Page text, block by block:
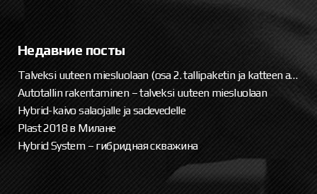
Недавние посты
Talveksi uuteen miesluolaan (osa 2. tallipaketin ja katteen asennus)
Autotallin rakentaminen – talveksi uuteen miesluolaan
Hybrid-kaivo salaojalle ja sadevedelle
Plast 2018 в Милане
Hybrid System – гибридная скважина